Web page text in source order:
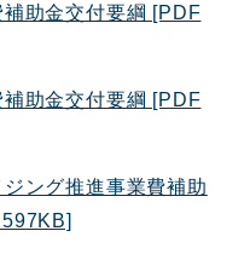
助金交付要綱 [PDF
助金交付要綱 [PDF
ング推進事業費補助